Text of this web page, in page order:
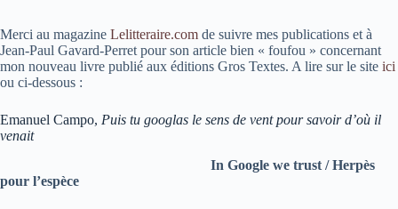
Merci au magazine Lelitteraire.com de suivre mes publications et à
Jean-Paul Gavard-Perret pour son article bien « foufou » concernant
mon nouveau livre publié aux éditions Gros Textes. A lire sur le site ici
ou ci-dessous :
Emanuel Campo, Puis tu googlas le sens de vent pour savoir d’où il
venait
In Google we trust / Her­pès
pour l’espèce